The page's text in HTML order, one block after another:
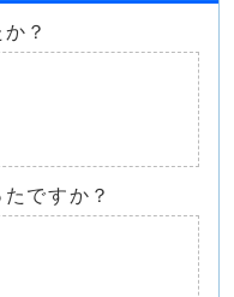
？
ですか？